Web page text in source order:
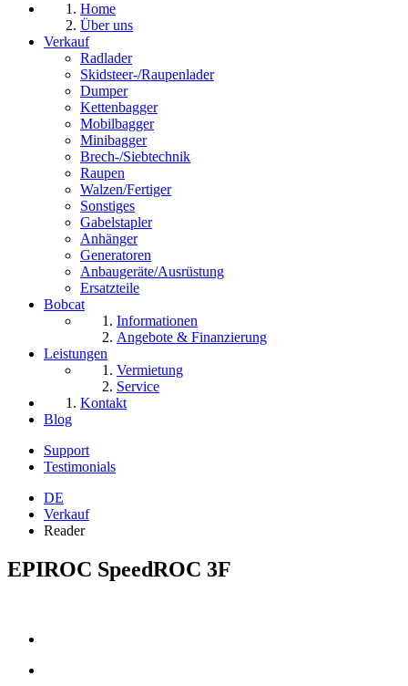
Home
Über uns
Verkauf
Radlader
Skidsteer-/Raupenlader
Dumper
Kettenbagger
Mobilbagger
Minibagger
Brech-/Siebtechnik
Raupen
Walzen/Fertiger
Sonstiges
Gabelstapler
Anhänger
Generatoren
Anbaugeräte/Ausrüstung
Ersatzteile
Bobcat
Informationen
Angebote & Finanzierung
Leistungen
Vermietung
Service
Kontakt
Blog
Support
Testimonials
DE
Verkauf
Reader
EPIROC SpeedROC 3F